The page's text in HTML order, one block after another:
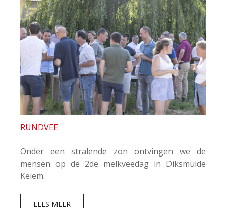
RUNDVEE
Onder een stralende zon ontvingen we de
mensen op de 2de melkveedag in Diksmuide
Keiem.
LEES MEER